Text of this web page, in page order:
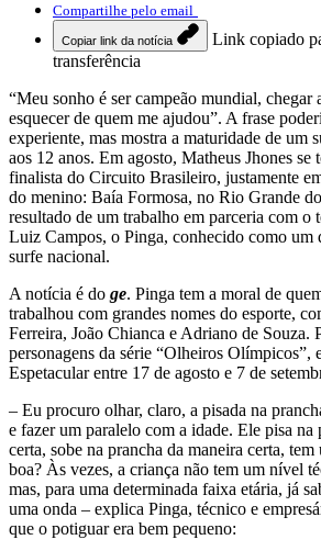
Compartilhe pelo email
Copiar link da notícia
Link copiado
transferência
“Meu sonho é ser campeão mundial, chegar
esquecer de quem me ajudou”. A frase
experiente, mas mostra a maturidade de um
aos 12 anos. Em agosto, Matheus Jhones
finalista do Circuito Brasileiro, justamente
do menino: Baía Formosa, no Rio Grande
resultado de um trabalho em parceria com o
Luiz Campos, o Pinga, conhecido como um
surfe nacional.
A notícia é do ge. Pinga tem a moral de
trabalhou com grandes nomes do esporte,
Ferreira, João Chianca e Adriano de Souza.
personagens da série “Olheiros Olímpicos”,
Espetacular entre 17 de agosto e 7 de
– Eu procuro olhar, claro, a pisada na
e fazer um paralelo com a idade. Ele pisa na
certa, sobe na prancha da maneira certa,
boa? Às vezes, a criança não tem um nível
mas, para uma determinada faixa etária, já
uma onda – explica Pinga, técnico e
que o potiguar era bem pequeno: